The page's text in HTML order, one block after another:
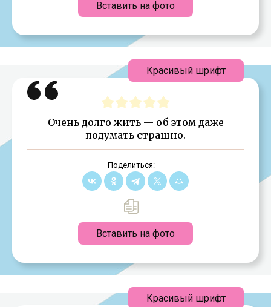
Вставить на фото
Очень долго жить — об этом даже
подумать страшно.
Поделиться:
Вставить на фото
Красивый шрифт
Красивый шрифт